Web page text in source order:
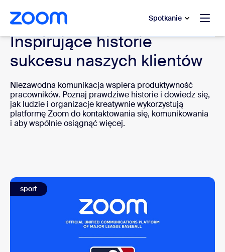
treści głównej
pomocy na czacie Spotkanie
Inspirujące historie
sukcesu naszych klientów
Niezawodna komunikacja wspiera produktywność
pracowników. Poznaj prawdziwe historie i dowiedz się,
jak ludzie i organizacje kreatywnie wykorzystują
platformę Zoom do kontaktowania się, komunikowania
i aby wspólnie osiągnąć więcej.
sport